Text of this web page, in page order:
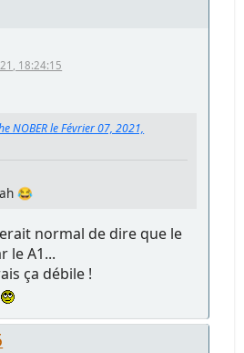
18:24:15
NOBER le Février 07, 2021,
😂
normal de dire que le
le A1...
ça débile !